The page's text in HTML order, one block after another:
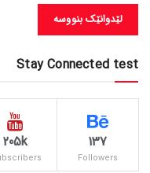
Stay Connected test
137
Followers
205k